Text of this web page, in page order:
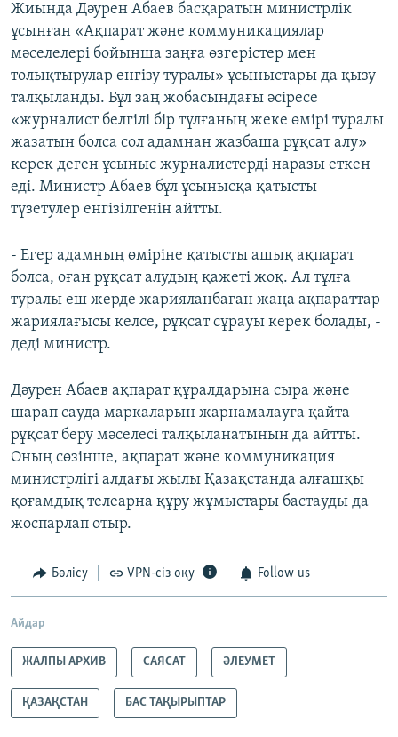
Жиында Дәурен Абаев басқаратын министрлік
ұсынған «Ақпарат және коммуникациялар
мәселелері бойынша заңға өзгерістер мен
толықтырулар енгізу туралы» ұсыныстары да қызу
талқыланды. Бұл заң жобасындағы әсіресе
«журналист белгілі бір тұлғаның жеке өмірі туралы
жазатын болса сол адамнан жазбаша рұқсат алу»
керек деген ұсыныс журналистерді наразы еткен
еді. Министр Абаев бұл ұсынысқа қатысты
түзетулер енгізілгенін айтты.
- Егер адамның өміріне қатысты ашық ақпарат
болса, оған рұқсат алудың қажеті жоқ. Ал тұлға
туралы еш жерде жарияланбаған жаңа ақпараттар
жариялағысы келсе, рұқсат сұрауы керек болады, -
деді министр.
Дәурен Абаев ақпарат құралдарына сыра және
шарап сауда маркаларын жарнамалауға қайта
рұқсат беру мәселесі талқыланатынын да айтты.
Оның сөзінше, ақпарат және коммуникация
министрлігі алдағы жылы Қазақстанда алғашқы
қоғамдық телеарна құру жұмыстары бастауды да
жоспарлап отыр.
Бөлісу VPN-сіз оқу Follow us
Айдар
ЖАЛПЫ АРХИВ САЯСАТ ӘЛЕУМЕТ
ҚАЗАҚСТАН БАС ТАҚЫРЫПТАР